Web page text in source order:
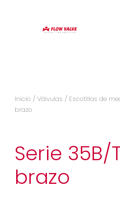
Inicio / Válvulas / Escotillas de
brazo
Serie 35B/
brazo